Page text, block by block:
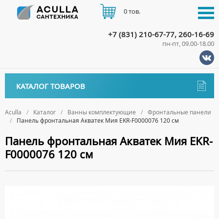
Aculla Каталог Ванны комплектующие
Фронтальные панели
Панель фронтальная Акватек Мия EKR-F0000076 120 см
Панель фронтальная Акватек Мия EKR-
F0000076 120 см
КАТАЛОГ ТОВАРОВ
ДЕРЖАТЕЛИ
ДИСПЕНСЕРЫ
ДОЗАТОРЫ ДЛЯ МЫЛА
Биде
НАПОЛЬНЫЕ БИДЕ
ПОДВЕСНЫЕ БИДЕ
КРЫШКИ ДЛЯ БИДЕ
Ванны
АКРИЛОВЫЕ ВАННЫ
Ванны комплектующие
+7 (831) 210-67-77, 260-16-69
пн-пт, 09.00-18.00
0 тов.
ДОСТАВКА
ОПЛАТА
КОНТАКТЫ